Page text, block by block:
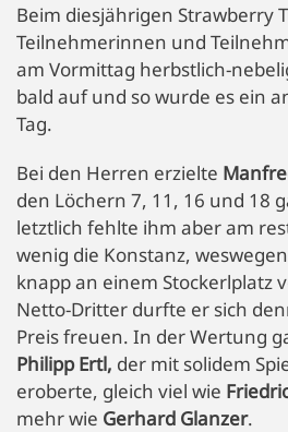
Beim diesjährigen Strawberry
Teilnehmerinnen und
am Vormittag herbstlich-
bald auf und so wurde es ein
Tag.
Bei den Herren erzielte
den Löchern 7, 11, 16 und 18
letztlich fehlte ihm aber am
wenig die Konstanz,
knapp an einem Stockerlplatz
Netto-Dritter durfte er sich
Preis freuen. In der Wertung
Philipp Ertl, der mit solidem
eroberte, gleich viel wie
mehr wie Gerhard Glanzer.